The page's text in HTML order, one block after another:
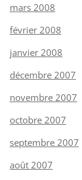
mars 2008
février 2008
janvier 2008
décembre 2007
novembre 2007
octobre 2007
septembre 2007
août 2007